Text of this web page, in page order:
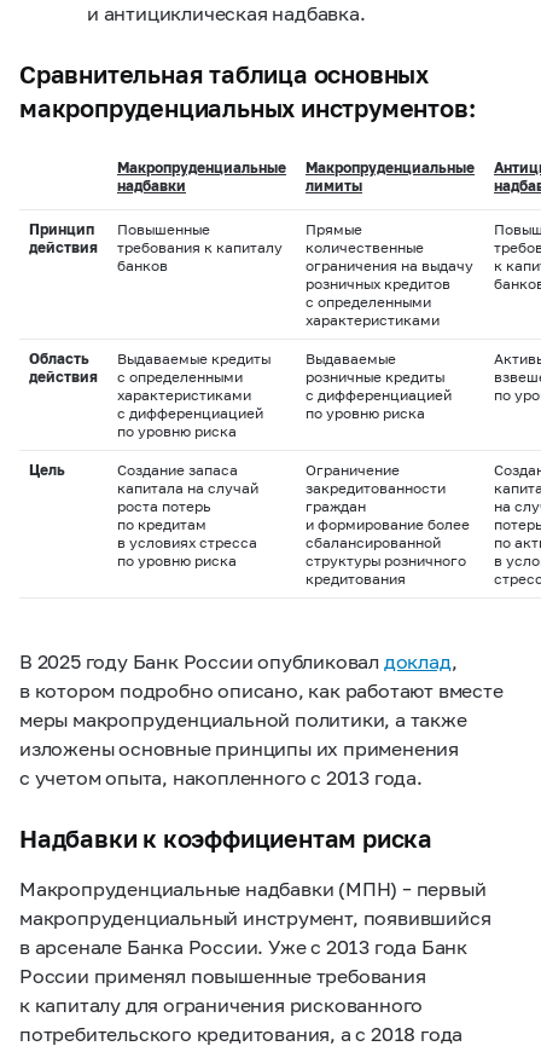
и антициклическая надбавка.
Сравнительная таблица основных
макропруденциальных инструментов:
Макропруденциальные
надбавки
Макропруденциальные
лимиты
Принцип
действия
Повышенные
требования к капиталу
банков
Прямые
количественные
ограничения на выдачу
розничных кредитов
с определенными
характеристиками
к
Область
действия
Выдаваемые кредиты
с определенными
характеристиками
с дифференциацией
по уровню риска
Выдаваемые
розничные кредиты
с дифференциацией
по уровню риска
по
Цель
Создание запаса
капитала на случай
роста потерь
по кредитам
в условиях стресса
по уровню риска
Ограничение
закредитованности
граждан
и формирование более
сбалансированной
структуры розничного
кредитования
на
потерь
по
в
В 2025 году Банк России опубликовал доклад,
в котором подробно описано, как работают вместе
меры макропруденциальной политики, а также
изложены основные принципы их применения
с учетом опыта, накопленного с 2013 года.
Надбавки к коэффициентам риска
Макропруденциальные надбавки (МПН) – первый
макропруденциальный инструмент, появившийся
в арсенале Банка России. Уже с 2013 года Банк
России применял повышенные требования
к капиталу для ограничения рискованного
потребительского кредитования, а с 2018 года